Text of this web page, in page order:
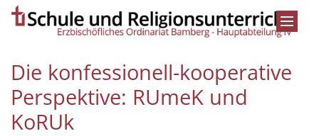
Zum Inhalt springen
Die konfessionell-kooperative
Perspektive: RUmeK und
KoRUk